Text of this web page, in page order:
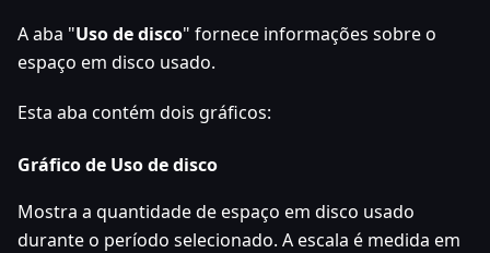
A aba "Uso de disco" fornece informações sobre o
espaço em disco usado.
Esta aba contém dois gráficos:
Gráfico de Uso de disco
Mostra a quantidade de espaço em disco usado
durante o período selecionado. A escala é medida em